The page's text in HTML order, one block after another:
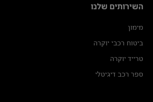
השירותים שלנו
מימון
ביטוח רכבי יוקרה
טרייד יוקרה
ספר רכב דיגיטלי